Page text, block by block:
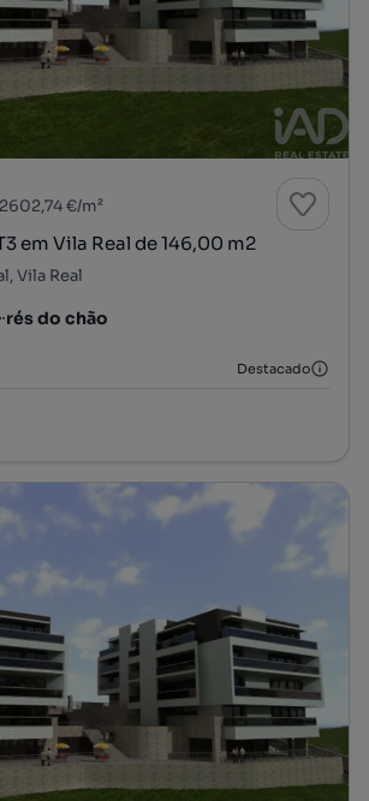
2602,74 €/m²
em Vila Real de 146,00 m2
Vila Real
quadrado
rés do chão
Destacado